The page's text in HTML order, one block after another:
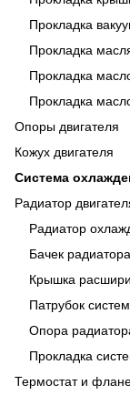
Прокладка
Прокладка
Прокладка
Прокладка
Опоры двигателя
Кожух двигателя
Система
Радиатор
Радиатор
Бачек радиатора
Крышка
Патрубок
Опора
Прокладка
Термостат и